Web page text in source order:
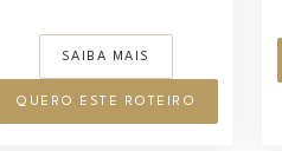
SAIBA MAIS
QUERO ESTE ROTEIRO